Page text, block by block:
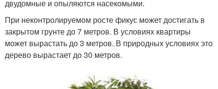
двудомные и опыляются насекомыми.
При неконтролируемом росте фикус может достигать в
закрытом грунте до 7 метров. В условиях квартиры
может вырастать до 3 метров. В природных условиях это
дерево вырастает до 30 метров.